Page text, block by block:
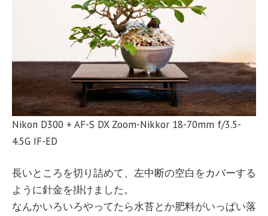
Nikon D300 + AF-S DX Zoom-Nikkor 18-70mm f/3.5-
4.5G IF-ED
長いところを切り詰めて、左中断の空白をカバーする
ように針金を掛けました。
なんかいろいろやってたら水苔とか肥料がいっぱい落